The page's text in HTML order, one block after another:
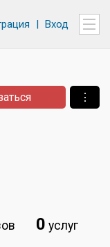
| Вход
⋮
0 услуг